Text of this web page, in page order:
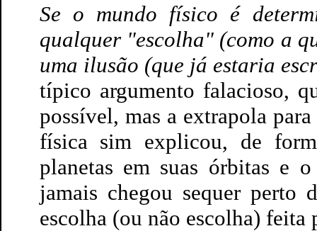
Se o mundo físico é
qualquer "escolha" (como a
uma ilusão (que já estaria
típico argumento falacioso,
possível, mas a extrapola
física sim explicou, de
planetas em suas órbitas e
jamais chegou sequer perto
escolha (ou não escolha) feita